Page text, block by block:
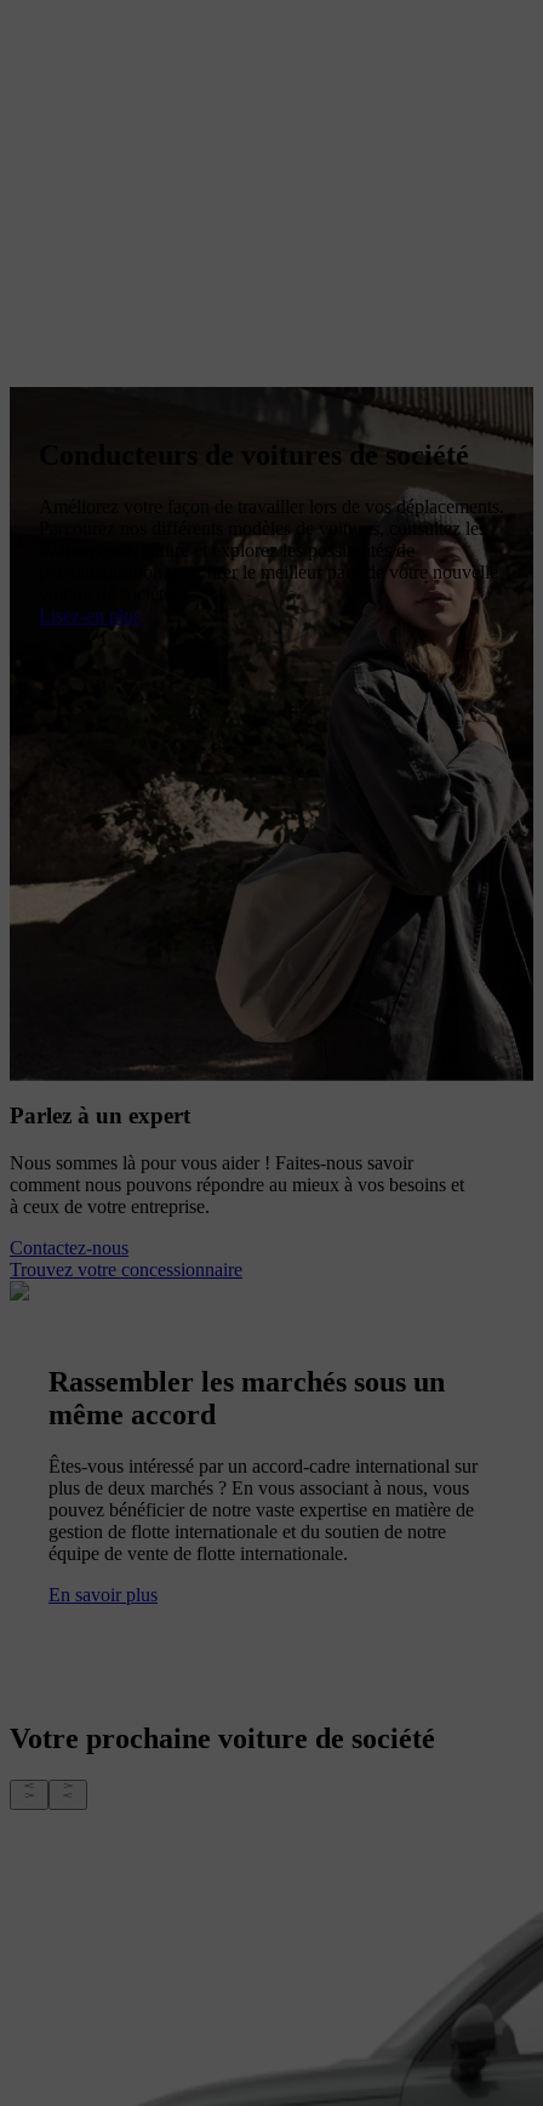
Conducteurs de voitures de société
Améliorez votre façon de travailler lors de vos déplacements.
Parcourez nos différents modèles de voitures, consultez les
avantages en nature et explorez les possibilités de
personnalisation pour tirer le meilleur parti de votre nouvelle
Lisez-en plus
Parlez à un expert
Nous sommes là pour vous aider ! Faites-nous savoir
comment nous pouvons répondre au mieux à vos besoins et
à ceux de votre entreprise.
Contactez-nous
Trouvez votre concessionnaire
Rassembler les marchés sous un
même accord
Êtes-vous intéressé par un accord-cadre international sur
plus de deux marchés ? En vous associant à nous, vous
pouvez bénéficier de notre vaste expertise en matière de
gestion de flotte internationale et du soutien de notre
équipe de vente de flotte internationale.
En savoir plus
Votre prochaine voiture de société